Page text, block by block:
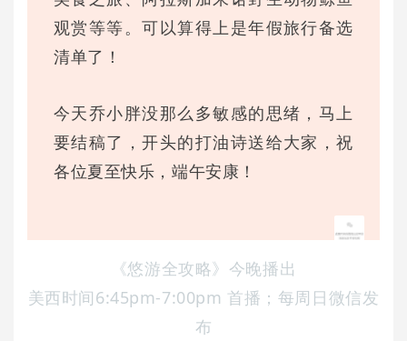
观赏等等。可以算得上是年假旅行备选
清单了！
今天乔小胖没那么多敏感的思绪，马上
要结稿了，开头的打油诗送给大家，祝
各位夏至快乐，端午安康！
《悠游全攻略》今晚播出
美西时间6:45pm-7:00pm 首播；每周日微信发
布